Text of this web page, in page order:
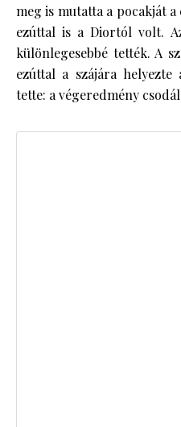
meg is mutatta a pocakját
ezúttal is a Diortól volt.
különlegesebbé tették. A
ezúttal a szájára
tette: a végeredmény